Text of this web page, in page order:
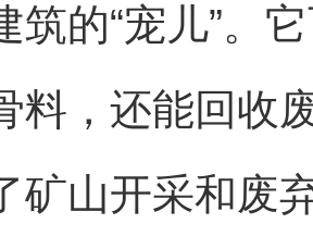
筑的“宠儿”。
料，还能回收
矿山开采和废